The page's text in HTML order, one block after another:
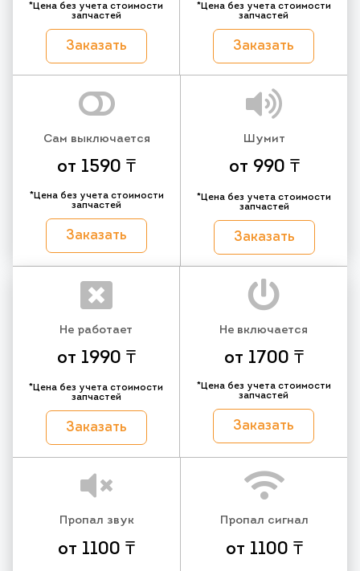
*Цена без учета стоимости
запчастей
Заказать
*Цена без учета стоимости
запчастей
Заказать
Сам выключается
от 1590 ₸
*Цена без учета стоимости
запчастей
Заказать
Шумит
от 990 ₸
*Цена без учета стоимости
запчастей
Заказать
Не работает
от 1990 ₸
*Цена без учета стоимости
запчастей
Заказать
Не включается
от 1700 ₸
*Цена без учета стоимости
запчастей
Заказать
Пропал звук
от 1100 ₸
Пропал сигнал
от 1100 ₸